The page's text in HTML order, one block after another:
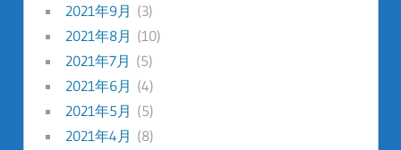
2021年9月 (3)
2021年8月 (10)
2021年7月 (5)
2021年6月 (4)
2021年5月 (5)
2021年4月 (8)